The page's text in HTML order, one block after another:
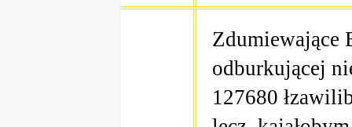
Zdumiewające
odburkującej
127680